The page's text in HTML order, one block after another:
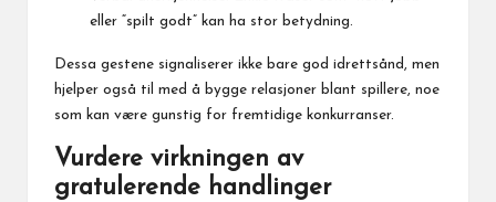
eller “spilt godt” kan ha stor betydning.
Dessa gestene signaliserer ikke bare god idrettsånd, men
hjelper også til med å bygge relasjoner blant spillere, noe
som kan være gunstig for fremtidige konkurranser.
Vurdere virkningen av
gratulerende handlinger